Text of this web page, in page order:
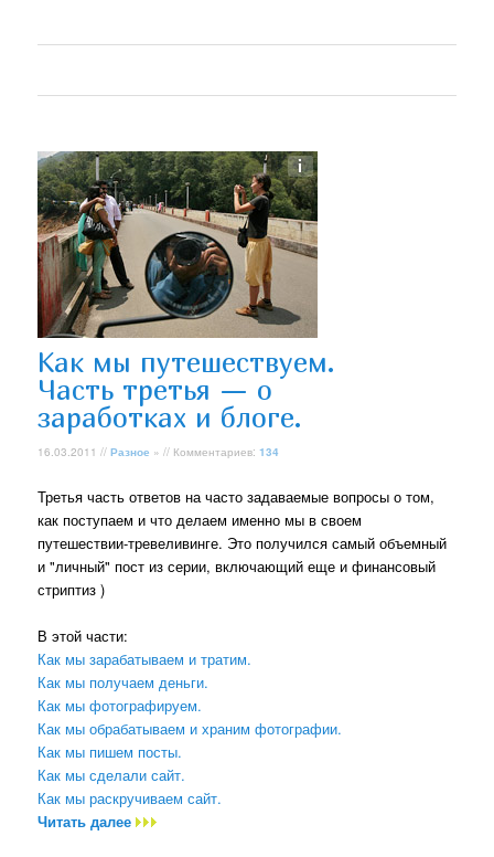
Как мы путешествуем.
Часть третья — о
заработках и блоге.
16.03.2011 //Разное » // Комментариев:134
Третья часть ответов на часто задаваемые вопросы о том,
как поступаем и что делаем именно мы в своем
путешествии-тревеливинге. Это получился самый объемный
и "личный" пост из серии, включающий еще и финансовый
стриптиз )
В этой части:
Как мы зарабатываем и тратим.
Как мы получаем деньги.
Как мы фотографируем.
Как мы обрабатываем и храним фотографии.
Как мы пишем посты.
Как мы сделали сайт.
Как мы раскручиваем сайт.
Читать далее